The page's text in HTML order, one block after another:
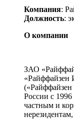
Компания:
Должность:
О компании
ЗАО
«Райффайзен
(«Райффайзен
России с
частным и